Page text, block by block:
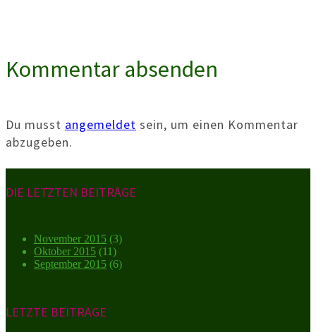
Kommentar absenden
Du musst angemeldet sein, um einen Kommentar
abzugeben.
DIE LETZTEN BEITRÄGE
November 2015 (3)
Oktober 2015 (11)
September 2015 (6)
LETZTE BEITRÄGE